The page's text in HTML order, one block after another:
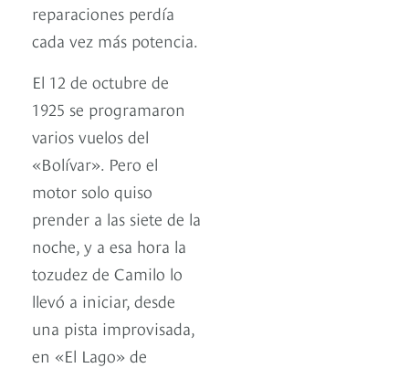
reparaciones perdía
cada vez más potencia.
El 12 de octubre de
1925 se programaron
varios vuelos del
«Bolívar». Pero el
motor solo quiso
prender a las siete de la
noche, y a esa hora la
tozudez de Camilo lo
llevó a iniciar, desde
una pista improvisada,
en «El Lago» de